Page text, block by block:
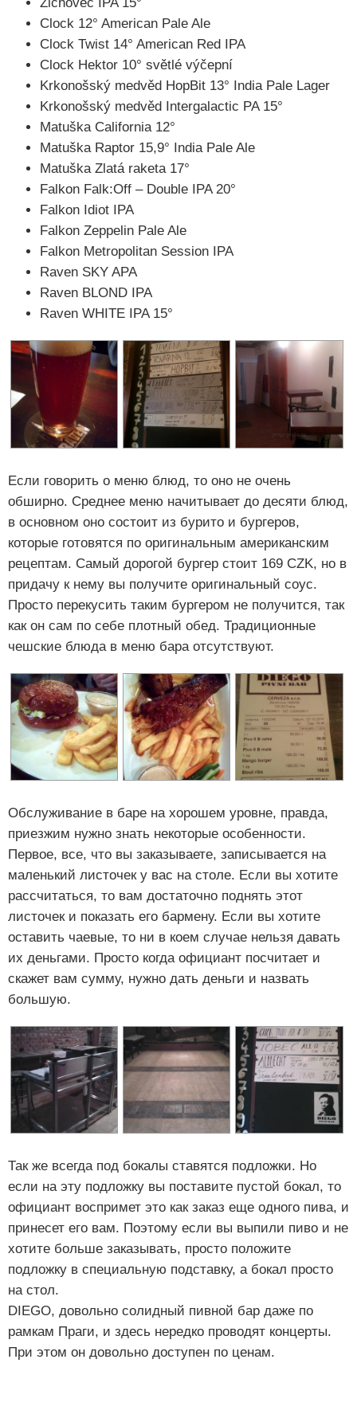
Zichovec IPA 15°
Clock 12° American Pale Ale
Clock Twist 14° American Red IPA
Clock Hektor 10° světlé výčepní
Krkonošský medvěd HopBit 13° India Pale Lager
Krkonošský medvěd Intergalactic PA 15°
Matuška California 12°
Matuška Raptor 15,9° India Pale Ale
Matuška Zlatá raketa 17°
Falkon Falk:Off – Double IPA 20°
Falkon Idiot IPA
Falkon Zeppelin Pale Ale
Falkon Metropolitan Session IPA
Raven SKY APA
Raven BLOND IPA
Raven WHITE IPA 15°
Если говорить о меню блюд, то оно не очень
обширно. Среднее меню начитывает до десяти блюд,
в основном оно состоит из бурито и бургеров,
которые готовятся по оригинальным американским
рецептам. Самый дорогой бургер стоит 169 CZK, но в
придачу к нему вы получите оригинальный соус.
Просто перекусить таким бургером не получится, так
как он сам по себе плотный обед. Традиционные
чешские блюда в меню бара отсутствуют.
Обслуживание в баре на хорошем уровне, правда,
приезжим нужно знать некоторые особенности.
Первое, все, что вы заказываете, записывается на
маленький листочек у вас на столе. Если вы хотите
рассчитаться, то вам достаточно поднять этот
листочек и показать его бармену. Если вы хотите
оставить чаевые, то ни в коем случае нельзя давать
их деньгами. Просто когда официант посчитает и
скажет вам сумму, нужно дать деньги и назвать
большую.
Так же всегда под бокалы ставятся подложки. Но
если на эту подложку вы поставите пустой бокал, то
официант воспримет это как заказ еще одного пива, и
принесет его вам. Поэтому если вы выпили пиво и не
хотите больше заказывать, просто положите
подложку в специальную подставку, а бокал просто
на стол.
DIEGO, довольно солидный пивной бар даже по
рамкам Праги, и здесь нередко проводят концерты.
При этом он довольно доступен по ценам.